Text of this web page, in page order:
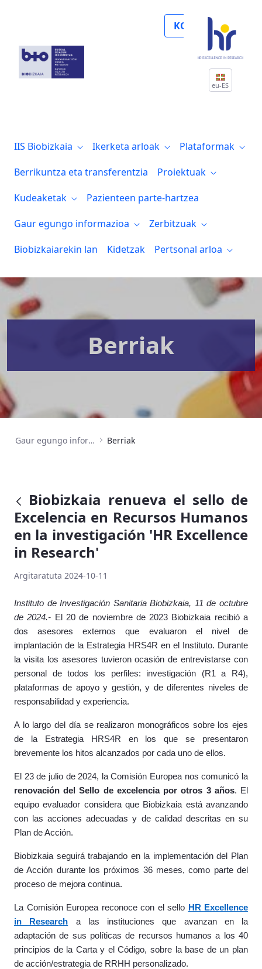
KOLABORATU
eu-ES
IIS Biobizkaia Ikerketa arloak
Plataformak
Berrikuntza eta transferentzia
Proiektuak
Kudeaketak
Pazienteen parte-hartzea
Gaur egungo informazioa
Zerbitzuak
Biobizkaiarekin lan
Kidetzak Pertsonal arloa
Berriak
Gaur egungo informazioa Berriak
Biobizkaia renueva el sello de
Excelencia en Recursos Humanos
en la investigación 'HR Excellence
in Research'
Argitaratuta 2024-10-11
Instituto de Investigación Sanitaria Biobizkaia, 11 de octubre
de 2024.- El 20 de noviembre de 2023 Biobizkaia recibió a
dos asesores externos que evaluaron el nivel de
implantación de la Estrategia HRS4R en el Instituto. Durante
la visita los asesores tuvieron ocasión de entrevistarse con
personal de todos los perfiles: investigación (R1 a R4),
plataformas de apoyo y gestión, y de diferentes niveles de
responsabilidad y experiencia.
A lo largo del día se realizaron monográficos sobre los ejes
de la Estrategia HRS4R en los que se presentaron
brevemente los hitos alcanzados por cada uno de ellos.
El 23 de julio de 2024, la Comisión Europea nos comunicó la
renovación del Sello de excelencia por otros 3 años. El
equipo evaluador considera que Biobizkaia está avanzando
con las acciones adecuadas y de calidad descritas en su
Plan de Acción.
Biobizkaia seguirá trabajando en la implementación del Plan
de Acción durante los próximos 36 meses, como parte del
proceso de mejora continua.
La Comisión Europea reconoce con el sello HR Excellence
in Research a las instituciones que avanzan en la
adaptación de sus políticas de recursos humanos a los 40
principios de la Carta y el Código, sobre la base de un plan
de acción/estrategia de RRHH personalizado.